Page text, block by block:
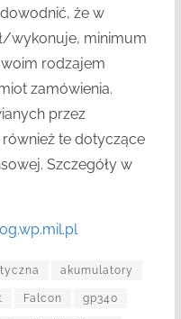
że w
wykonuje, minimum
rodzajem
zamówienia.
przez
te dotyczące
Szczegóły w
akumulatory
Falcon gp340